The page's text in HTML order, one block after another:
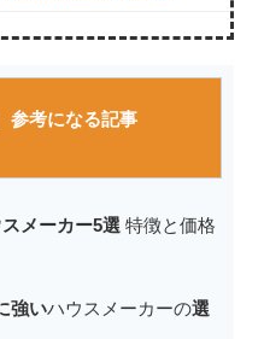
参考になる記事
メーカー5選 特徴と価格
強いハウスメーカーの選